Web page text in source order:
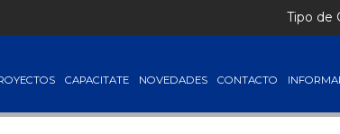
Tipo de
CAPACITATE NOVEDADES CONTACTO
Consultá tus precios ingresando con tu usuario